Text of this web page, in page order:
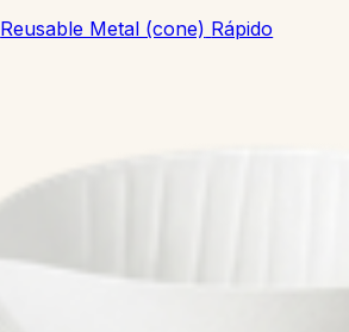
Reusable Metal (cone) Rápido